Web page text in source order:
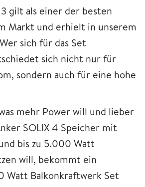
gilt als einer der besten
Markt und erhielt in unserem
sich für das Set
sich nicht nur für
sondern auch für eine hohe
mehr Power will und lieber
SOLIX 4 Speicher mit
bis zu 5.000 Watt
will, bekommt ein
Watt Balkonkraftwerk Set